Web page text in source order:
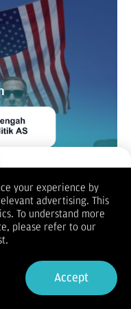
karena para investor
pembunuhan
Insiden ini secara
pasar, yang mengarah
November mendatang.
mata uang
menjadi $1,0887 dan
Broker
Sign in
your experience by
advertising. This
To understand more
please refer to our
Accept